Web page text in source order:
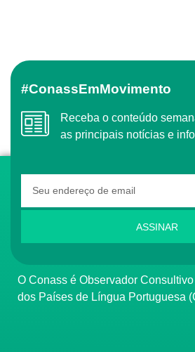
#ConassEmMovimento
Receba o conteúdo semanal do Conass com
as principais notícias e
ASSINAR
O Conass é Observador Consultivo da Comunidade
dos Países de Língua Portuguesa